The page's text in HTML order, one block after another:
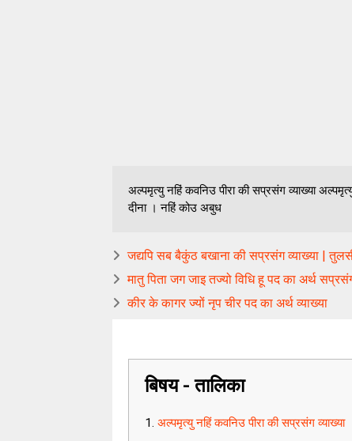
अल्पमृत्यु नहिं कवनिउ पीरा की सप्रसंग व्याख्या
दीना । नहिं कोउ अबुध
जद्यपि सब बैकुंठ बखाना की सप्रसंग व्याख्या |
मातु पिता जग जाइ तज्यो विधि हू पद का अर्थ
कीर के कागर ज्यों नृप चीर पद का अर्थ व्याख्या
बिषय - तालिका
अल्पमृत्यु नहिं कवनिउ पीरा की सप्रसंग व्याख्या